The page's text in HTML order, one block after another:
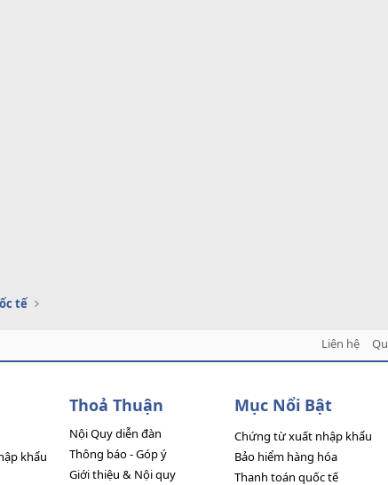
tế
Liên hệ
khẩu
Thoả Thuận
Nội Quy diễn đàn
Thông báo - Góp ý
Giới thiệu & Nội quy
Mục Nổi Bật
Chứng từ xuất nhập khẩu
Bảo hiểm hàng hóa
Thanh toán quốc tế